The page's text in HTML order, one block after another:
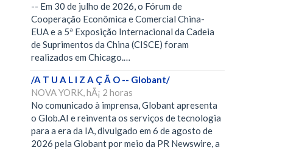
-- Em 30 de julho de 2026, o Fórum de
Cooperação Econômica e Comercial China-
EUA e a 5ª Exposição Internacional da Cadeia
de Suprimentos da China (CISCE) foram
realizados em Chicago.…
/A T U A L I Z A Ç Ã O -- Globant/
NOVA YORK, hÃ¡ 2 horas
No comunicado à imprensa, Globant apresenta
o Glob.AI e reinventa os serviços de tecnologia
para a era da IA, divulgado em 6 de agosto de
2026 pela Globant por meio da PR Newswire, a